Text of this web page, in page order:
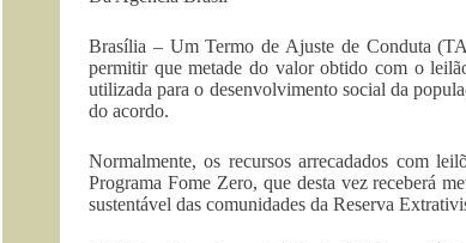
Brasília – Um Termo de Ajuste de Conduta
permitir que metade do valor obtido com o
utilizada para o desenvolvimento social da
do acordo.
Normalmente, os recursos arrecadados com
Programa Fome Zero, que desta vez receberá
sustentável das comunidades da Reserva